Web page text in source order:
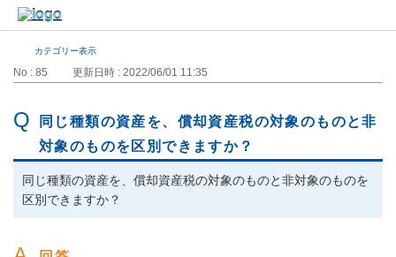
カテゴリー表示
No : 85 更新日時 : 2022/06/01 11:35
同じ種類の資産を、償却資産税の対象のものと非
対象のものを区別できますか？
同じ種類の資産を、償却資産税の対象のものと非対象のものを
区別できますか？